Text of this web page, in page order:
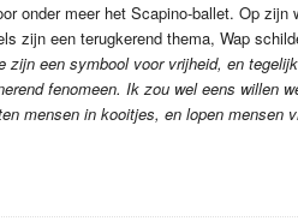
onder meer het Scapino-ballet. Op
zijn een terugkerend thema, Wap
zijn een symbool voor vrijheid, en
fenomeen. Ik zou wel eens willen
mensen in kooitjes, en lopen mensen